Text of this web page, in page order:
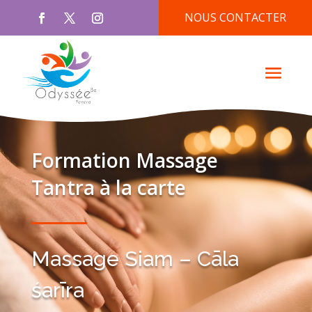
NOUS CONTACTER
Formation Massage
Tantra à la carte
Massage Siam – Cāla
śarīra